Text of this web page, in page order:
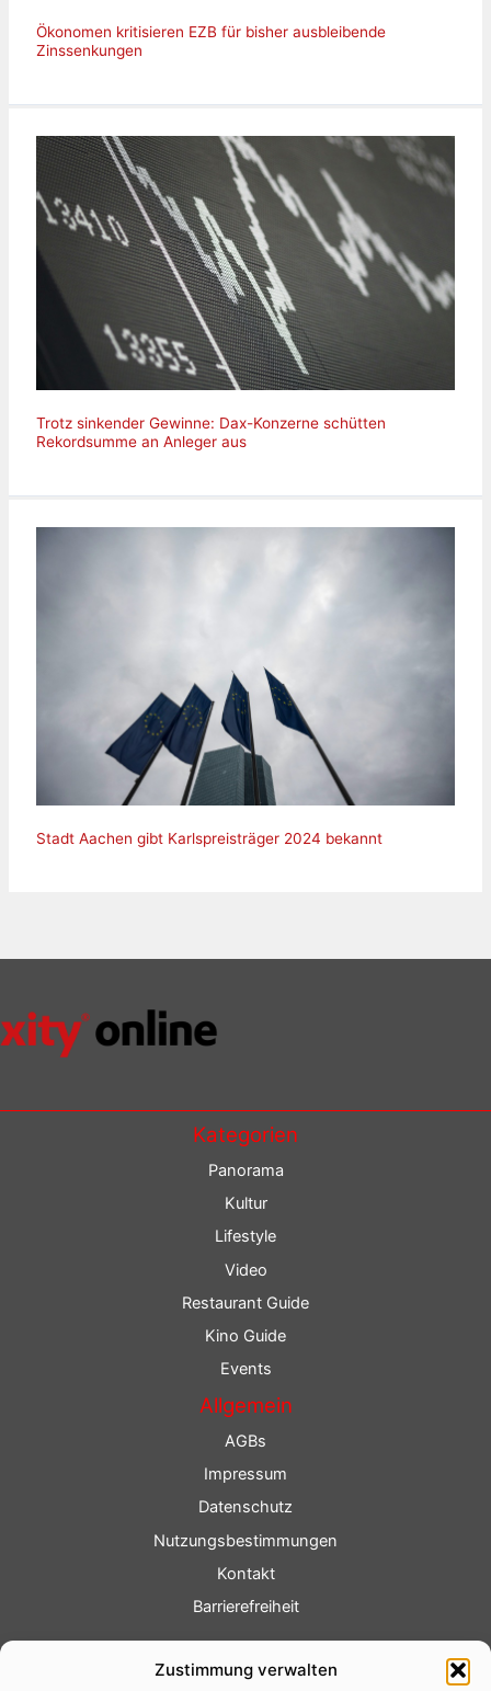
Zustimmung verwalten
Ökonomen kritisieren EZB für bisher ausbleibende
Zinssenkungen
Trotz sinkender Gewinne: Dax-Konzerne schütten
Rekordsumme an Anleger aus
Stadt Aachen gibt Karlspreisträger 2024 bekannt
Kategorien
Panorama
Kultur
Lifestyle
Video
Restaurant Guide
Kino Guide
Events
Allgemein
AGBs
Impressum
Datenschutz
Nutzungsbestimmungen
Kontakt
Barrierefreiheit
Fotoservice